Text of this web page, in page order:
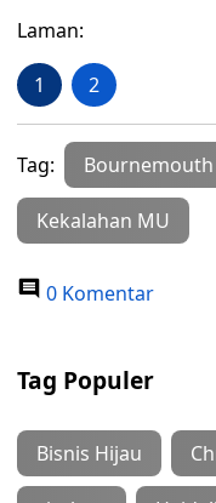
Laman:
1 2
Tag: Bournemouth
Kekalahan MU
0 Komentar
Tag Populer
Bisnis Hijau